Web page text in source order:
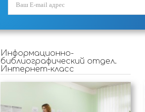
Информационно-
библиографический отдел.
Интернет-класс